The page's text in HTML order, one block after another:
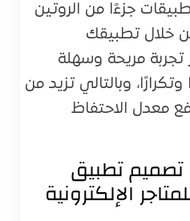
جزءًا من الروتين
خلال تطبيقك
مريحة وسهلة
وبالتالي تزيد من
معدل الاحتفاظ
تطبيق
الإلكترونية